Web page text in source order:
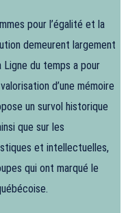
pour l’égalité et la
demeurent largement
du temps a pour
d’une mémoire
un survol historique
que sur les
et intellectuelles,
qui ont marqué le